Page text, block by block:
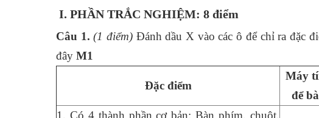
I. PHẦN TRẮC NGHIỆM: 8 điểm
Câu 1. (1 điểm) Đánh dầu X vào các ô để chỉ ra đặc
đây M1
Đặc điểm
Máy
để
1. Có 4 thành phần cơ bản: Bàn phím, chuột,